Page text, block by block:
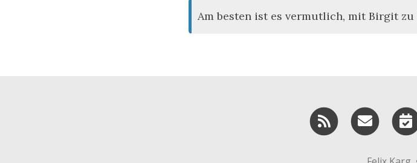
Am besten ist es vermutlich, mit Birgit
RSS Email